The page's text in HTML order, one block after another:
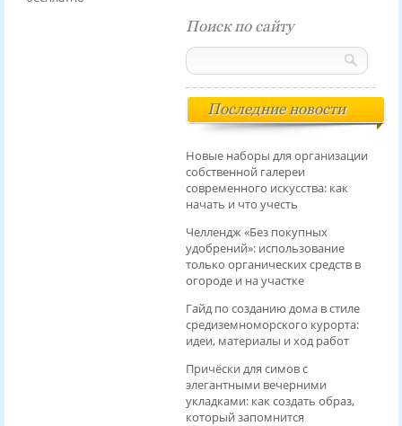
Поиск по сайту
Последние новости
Новые наборы для организации
собственной галереи
современного искусства: как
начать и что учесть
Челлендж «Без покупных
удобрений»: использование
только органических средств в
огороде и на участке
Гайд по созданию дома в стиле
средиземноморского курорта:
идеи, материалы и ход работ
Причёски для симов с
элегантными вечерними
укладками: как создать образ,
который запомнится